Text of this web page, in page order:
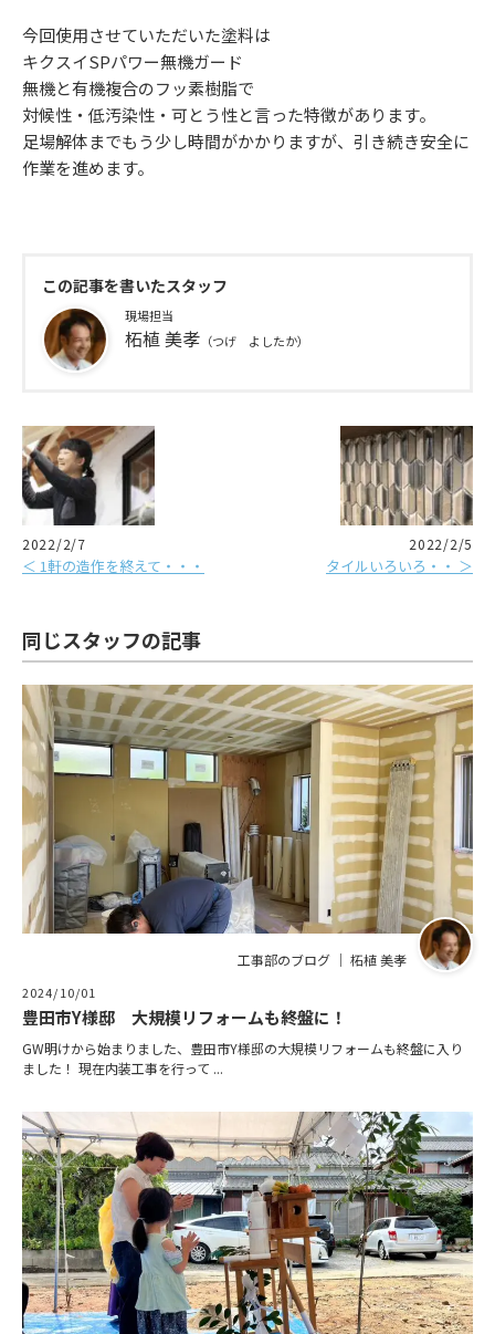
今回使用させていただいた塗料は
キクスイSPパワー無機ガード
無機と有機複合のフッ素樹脂で
対候性・低汚染性・可とう性と言った特徴があります。
足場解体までもう少し時間がかかりますが、引き続き安全に
作業を進めます。
この記事を書いたスタッフ
現場担当
柘植 美孝 （つげ よしたか）
2022/2/7
＜ 1軒の造作を終えて・・・
2022/2/5
タイルいろいろ・・ ＞
同じスタッフの記事
工事部のブログ ｜ 柘植 美孝
2024/10/01
豊田市Y様邸 大規模リフォームも終盤に！
GW明けから始まりました、豊田市Y様邸の大規模リフォームも終盤に入り
ました！ 現在内装工事を行って ...